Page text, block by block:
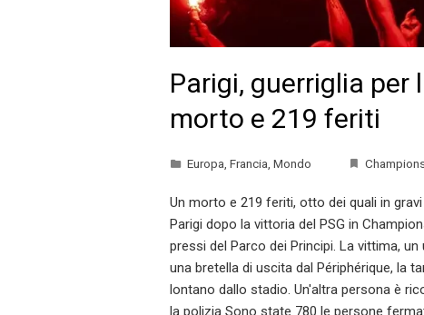
Parigi, guerriglia per
morto e 219 feriti
Europa Francia Mondo
Un morto e 219 feriti, otto dei quali in
Parigi dopo la vittoria del PSG in
pressi del Parco dei Principi. La vittima,
una bretella di uscita dal Périphérique, la
lontano dallo stadio. Un'altra persona è
la polizia Sono state 780 le persone